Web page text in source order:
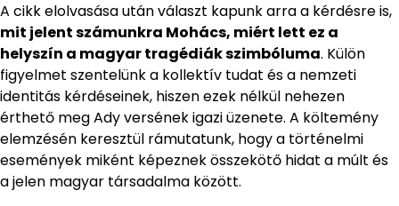
A cikk elolvasása után választ kapunk arra a kérdésre is,
mit jelent számunkra Mohács, miért lett ez a
helyszín a magyar tragédiák szimbóluma. Külön
figyelmet szentelünk a kollektív tudat és a nemzeti
identitás kérdéseinek, hiszen ezek nélkül nehezen
érthető meg Ady versének igazi üzenete. A költemény
elemzésén keresztül rámutatunk, hogy a történelmi
események miként képeznek összekötő hidat a múlt és
a jelen magyar társadalma között.